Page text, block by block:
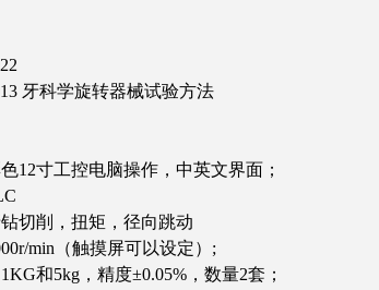
牙科学旋转器械试验方法
12寸工控电脑操作，中英文界面；
切削，扭矩，径向跳动
min（触摸屏可以设定）;
和5kg，精度±0.05%，数量2套；